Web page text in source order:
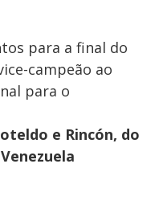
para a final do
campeão ao
para o
e Rincón, do